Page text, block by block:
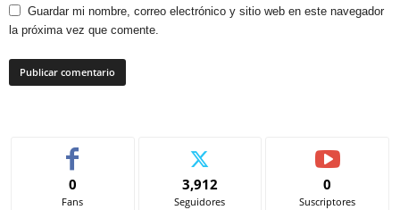
Guardar mi nombre, correo electrónico y sitio web en este navegador
la próxima vez que comente.
0
Fans
3,912
Seguidores
0
Suscriptores